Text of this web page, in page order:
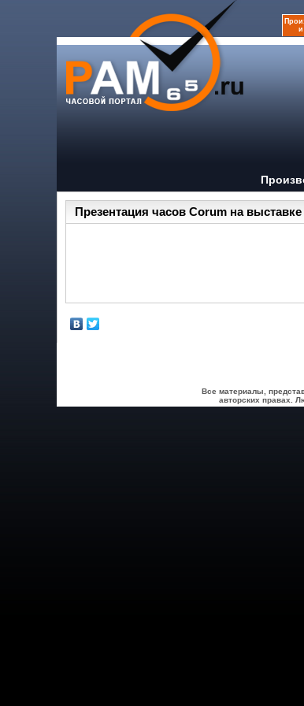
и
Презентация часов Corum на
Все материалы,
авторских правах.